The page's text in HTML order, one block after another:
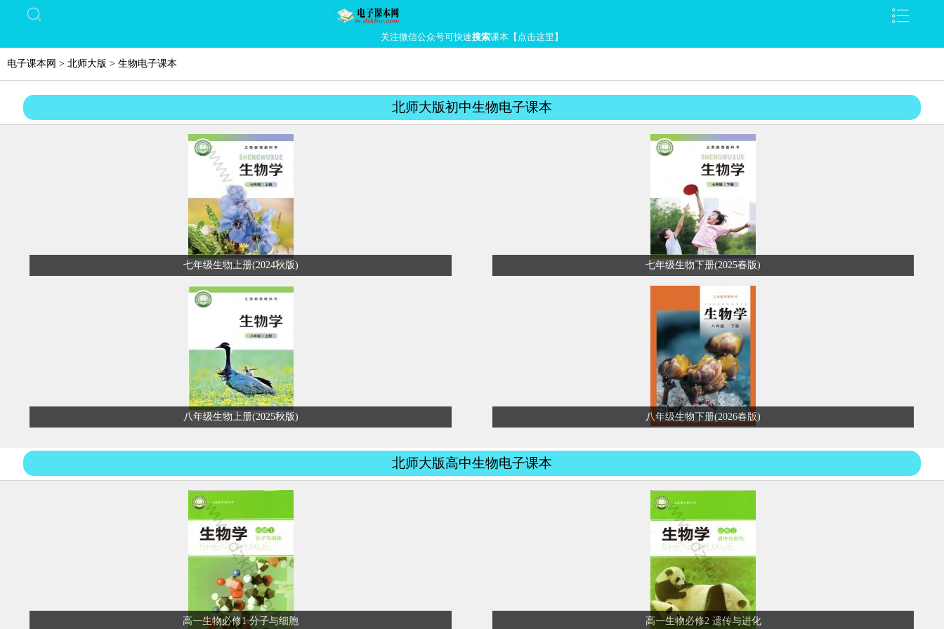
关注微信公众号可快速搜索课本【点击这里】
电子课本网 > 北师大版 > 生物电子课本
北师大版初中生物电子课本
七年级生物上册(2024秋版) 七年级生物下册(2025春版)
八年级生物上册(2025秋版) 八年级生物下册(2026春版)
北师大版高中生物电子课本
高一生物必修1 分子与细胞 高一生物必修2 遗传与进化